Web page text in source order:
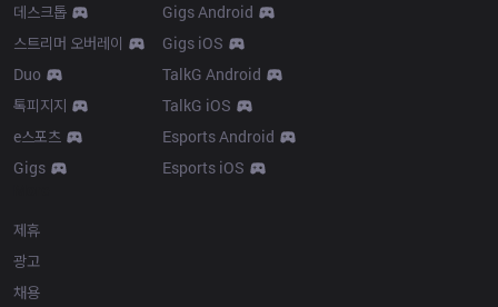
데스크톱
스트리머 오버레이
Duo
톡피지지
e스포츠
Gigs
Gigs Android
Gigs iOS
TalkG Android
TalkG iOS
Esports Android
Esports iOS
제휴
광고
채용